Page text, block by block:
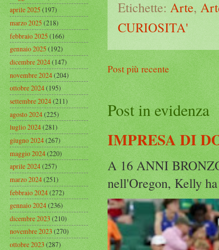
Etichette: Arte,
CURIOSITA'
Post più recente
Post in evidenza
IMPRESA DI
A 16 ANNI
nell'Oregon, Kelly
aprile 2025(197)
marzo 2025(218)
febbraio 2025(166)
gennaio 2025(192)
dicembre 2024(147)
novembre 2024(204)
ottobre 2024(195)
settembre 2024(211)
agosto 2024(225)
luglio 2024(281)
giugno 2024(267)
maggio 2024(220)
aprile 2024(257)
marzo 2024(251)
febbraio 2024(272)
gennaio 2024(236)
dicembre 2023(210)
novembre 2023(270)
ottobre 2023(287)